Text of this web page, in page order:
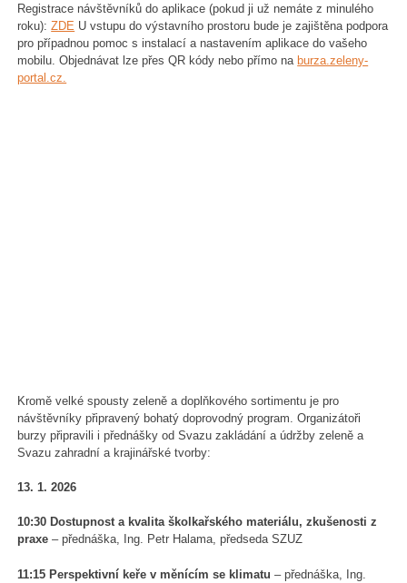
Registrace návštěvníků do aplikace (pokud ji už nemáte z minulého
roku):ZDE U vstupu do výstavního prostoru bude je zajištěna podpora
pro případnou pomoc s instalací a nastavením aplikace do vašeho
mobilu. Objednávat lze přes QR kódy nebo přímo na burza.zeleny-
portal.cz.
Kromě velké spousty zeleně a doplňkového sortimentu je pro
návštěvníky připravený bohatý doprovodný program. Organizátoři
burzy připravili i přednášky od Svazu zakládání a údržby zeleně a
Svazu zahradní a krajinářské tvorby:
13. 1. 2026
10:30 Dostupnost a kvalita školkařského materiálu, zkušenosti z
praxe – přednáška, Ing. Petr Halama, předseda SZUZ
11:15 Perspektivní keře v měnícím se klimatu – přednáška, Ing.